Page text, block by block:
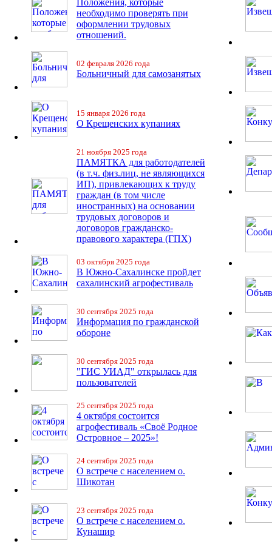
Положения, которые
необходимо проверять при
оформлении трудовых
отношений.
02 февраля 2026 года
Больничный для самозанятых
15 января 2026 года
О Крещенских купаниях
21 ноября 2025 года
ПАМЯТКА для работодателей
(в т.ч. физ.лиц, не являющихся
ИП), привлекающих к труду
граждан (в том числе
иностранных) на основании
трудовых договоров и
договоров гражданско-
правового характера (ГПХ)
03 октября 2025 года
В Южно-Сахалинске пройдет
сахалинский агрофестиваль
30 сентября 2025 года
Информация по гражданской
обороне
30 сентября 2025 года
"ГИС УИАД" открылась для
пользователей
25 сентября 2025 года
4 октября состоится
агрофестиваль «Своё Родное
Островное – 2025»!
24 сентября 2025 года
О встрече с населением о.
Шикотан
23 сентября 2025 года
О встрече с населением о.
Кунашир